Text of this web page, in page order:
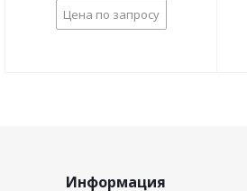
Цена по запросу
Информация